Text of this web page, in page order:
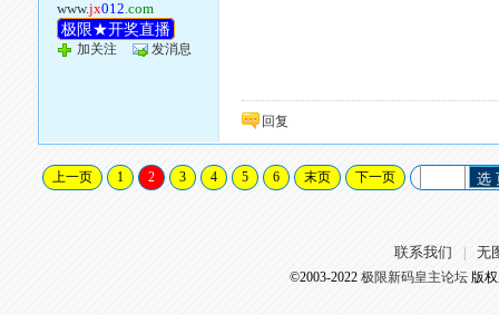
www.jx012.com
极限★开奖直播
加关注 发消息
回复
上一页 1 2 3 4 5 6 末页 下一页 选
联系我们 无
©2003-2022 极限新码皇主论坛版权